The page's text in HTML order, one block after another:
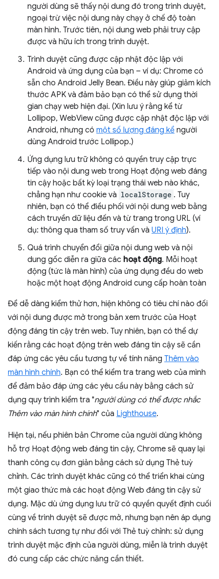
người dùng sẽ thấy nội dung đó trong trình duyệt,
ngoại trừ việc nội dung này chạy ở chế độ toàn
màn hình. Trước tiên, nội dung web phải truy cập
được và hữu ích trong trình duyệt.
Trình duyệt cũng được cập nhật độc lập với
Android và ứng dụng của bạn – ví dụ: Chrome có
sẵn cho Android Jelly Bean. Điều này giúp giảm kích
thước APK và đảm bảo bạn có thể sử dụng thời
gian chạy web hiện đại. (Xin lưu ý rằng kể từ
Lollipop, WebView cũng được cập nhật độc lập với
Android, nhưng có một số lượng đáng kể người
dùng Android trước Lollipop.)
Ứng dụng lưu trữ không có quyền truy cập trực
tiếp vào nội dung web trong Hoạt động web đáng
tin cậy hoặc bất kỳ loại trạng thái web nào khác,
chẳng hạn như cookie và localStorage . Tuy
nhiên, bạn có thể điều phối với nội dung web bằng
cách truyền dữ liệu đến và từ trang trong URL (ví
dụ: thông qua tham số truy vấn và URI ý định).
Quá trình chuyển đổi giữa nội dung web và nội
dung gốc diễn ra giữa các hoạt động. Mỗi hoạt
động (tức là màn hình) của ứng dụng đều do web
hoặc một hoạt động Android cung cấp hoàn toàn
Để dễ dàng kiểm thử hơn, hiện không có tiêu chí nào đối
với nội dung được mở trong bản xem trước của Hoạt
động đáng tin cậy trên web. Tuy nhiên, bạn có thể dự
kiến rằng các hoạt động trên web đáng tin cậy sẽ cần
đáp ứng các yêu cầu tương tự về tính năng Thêm vào
màn hình chính. Bạn có thể kiểm tra trang web của mình
để đảm bảo đáp ứng các yêu cầu này bằng cách sử
dụng quy trình kiểm tra "người dùng có thể được nhắc
Thêm vào màn hình chính" của Lighthouse.
Hiện tại, nếu phiên bản Chrome của người dùng không
hỗ trợ Hoạt động web đáng tin cậy, Chrome sẽ quay lại
thanh công cụ đơn giản bằng cách sử dụng Thẻ tuỳ
chỉnh. Các trình duyệt khác cũng có thể triển khai cùng
một giao thức mà các hoạt động Web đáng tin cậy sử
dụng. Mặc dù ứng dụng lưu trữ có quyền quyết định cuối
cùng về trình duyệt sẽ được mở, nhưng bạn nên áp dụng
chính sách tương tự như đối với Thẻ tuỳ chỉnh: sử dụng
trình duyệt mặc định của người dùng, miễn là trình duyệt
đó cung cấp các chức năng cần thiết.